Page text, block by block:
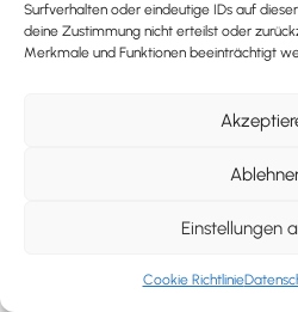
Surfverhalten oder eindeutige IDs auf
deine Zustimmung nicht erteilst oder
Merkmale und Funktionen beeinträchtigt
Einstellungen
Cookie Richtlinie